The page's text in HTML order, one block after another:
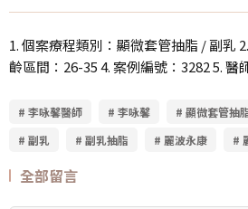
1. 個案療程類別：顯微套管抽脂 / 副乳
齡區間：26-35 4. 案例編號：3282 5. 醫
# 李咏馨醫師 # 李咏馨 # 顯微套管抽
# 副乳
# 副乳抽脂 # 麗波永康 #
全部留言